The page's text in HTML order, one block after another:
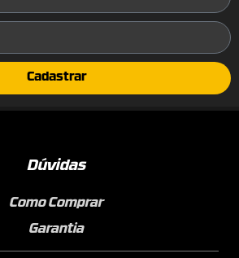
Cadastrar
Dúvidas
Como Comprar
Garantia